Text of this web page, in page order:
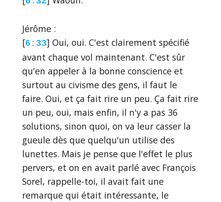
Jérôme :
[6:33] Oui, oui. C'est clairement spécifié
avant chaque vol maintenant. C'est sûr
qu'en appeler à la bonne conscience et
surtout au civisme des gens, il faut le
faire. Oui, et ça fait rire un peu. Ça fait rire
un peu, oui, mais enfin, il n'y a pas 36
solutions, sinon quoi, on va leur casser la
gueule dès que quelqu'un utilise des
lunettes. Mais je pense que l'effet le plus
pervers, et on en avait parlé avec François
Sorel, rappelle-toi, il avait fait une
remarque qui était intéressante, le